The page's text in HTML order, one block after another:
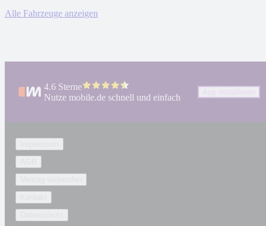
Alle Fahrzeuge anzeigen
4.6 Sterne
Nutze mobile.de schnell und einfach